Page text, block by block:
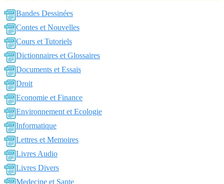
Bandes Dessinées
Contes et Nouvelles
Cours et Tutoriels
Dictionnaires et Glossaires
Documents et Essais
Droit
Economie et Finance
Environnement et Ecologie
Informatique
Lettres et Memoires
Livres Audio
Livres Divers
Medecine et Sante